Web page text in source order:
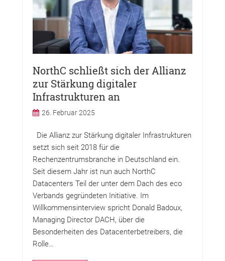
NorthC schließt sich der Allianz
zur Stärkung digitaler
Infrastrukturen an
26. Februar 2025
Die Allianz zur Stärkung digitaler Infrastrukturen
setzt sich seit 2018 für die
Rechenzentrumsbranche in Deutschland ein.
Seit diesem Jahr ist nun auch NorthC
Datacenters Teil der unter dem Dach des eco
Verbands gegründeten Initiative. Im
Willkommensinterview spricht Donald Badoux,
Managing Director DACH, über die
Besonderheiten des Datacenterbetreibers, die
Rolle…